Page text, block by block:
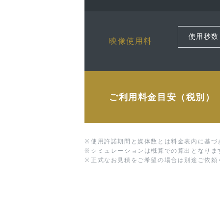
映像使用料
ご利用料金目安（税別）
※ 使用許諾期間と媒体数とは料金表内に基づ
※ シミュレーションは概算での算出となりま
※ 正式なお見積をご希望の場合は別途ご依頼